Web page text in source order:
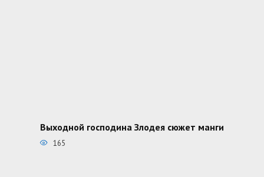
Выходной господина Злодея сюжет манги
165